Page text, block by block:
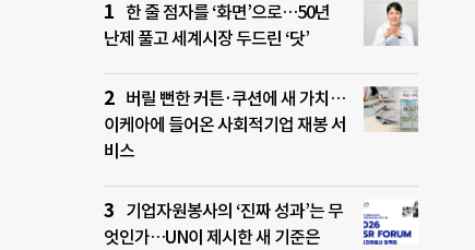
한 줄 점자를 ‘화면’으로…50년
난제 풀고 세계시장 두드린 ‘닷’
버릴 뻔한 커튼·쿠션에 새 가치…
이케아에 들어온 사회적기업 재봉 서
비스
기업자원봉사의 ‘진짜 성과’는 무
엇인가…UN이 제시한 새 기준은